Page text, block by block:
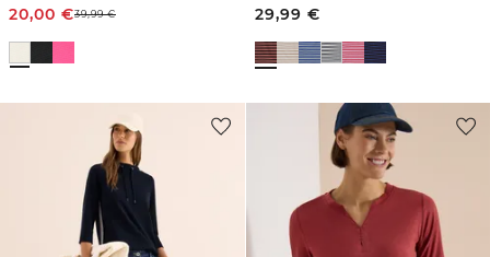
20,00 €39,99€
29,99 €